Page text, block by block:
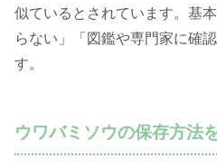
似ているとされています。基
らない」「図鑑や専門家に確
す。
ウワバミソウの保存方法